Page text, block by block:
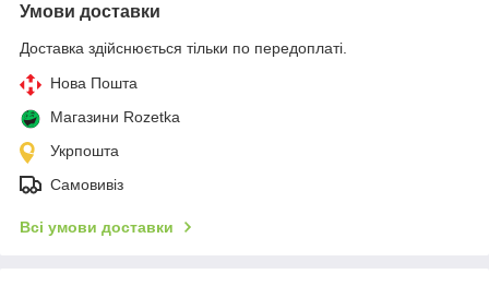
Умови доставки
Доставка здійснюється тільки по передоплаті.
Нова Пошта
Магазини Rozetka
Укрпошта
Самовивіз
Всі умови доставки